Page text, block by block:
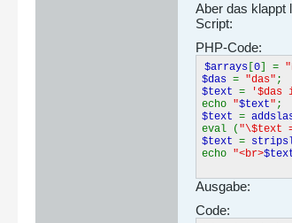
Aber das klappt
Script:
PHP-Code:
$arrays 0 ] =
$das = "das" ;
$text = '$das
echo "$text" ;
$text =
eval ( "\$text
$text =
echo "<br>
Ausgabe:
Code: